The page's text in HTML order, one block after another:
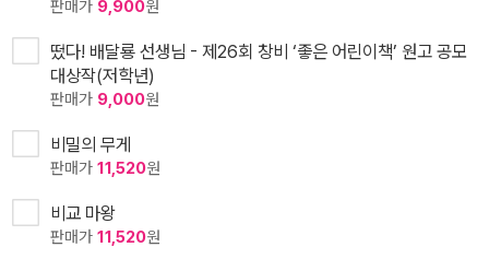
판매가 9,900원
떴다! 배달룡 선생님 - 제26회 창비 ‘좋은 어린이책’ 원고 공모
대상작(저학년)
판매가 9,000원
비밀의 무게
판매가 11,520원
비교 마왕
판매가 11,520원